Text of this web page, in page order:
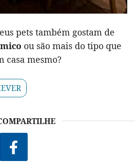
pets também gostam de
ou são mais do tipo que
casa mesmo?